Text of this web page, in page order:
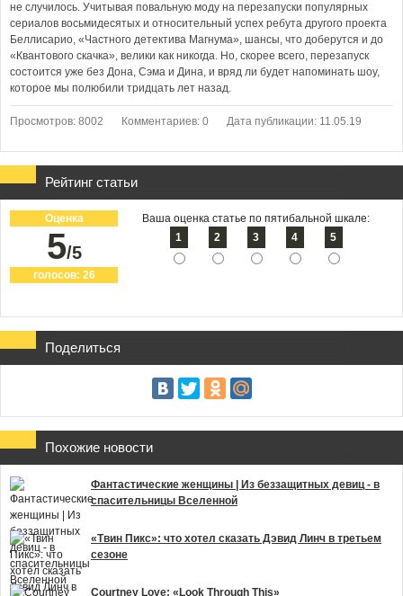
не случилось. Учитывая повальную моду на перезапуски популярных
сериалов восьмидесятых и относительный успех ребута другого проекта
Беллисарио, «Частного детектива Магнума», шансы, что доберутся и до
«Квантового скачка», велики как никогда. Но, скорее всего, перезапуск
состоится уже без Дона, Сэма и Дина, и вряд ли будет напоминать шоу,
которое мы полюбили тридцать лет назад.
Просмотров: 8002 Комментариев: 0 Дата публикации: 11.05.19
Рейтинг статьи
Оценка
5/5
голосов: 26
Ваша оценка статье по пятибальной шкале:
1
2 3 4 5
Поделиться
Похожие новости
Фантастические женщины | Из беззащитных девиц - в
спасительницы Вселенной
«Твин Пикс»: что хотел сказать Дэвид Линч в третьем
сезоне
Courtney Love: «Look Through This»